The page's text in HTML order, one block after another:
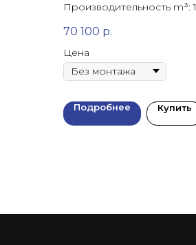
Производительность m³: 1
70 100 р.
Цена
Подробнее Купить